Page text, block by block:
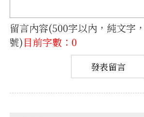
留言內容(500字以內，純文字
號)目前字數：0